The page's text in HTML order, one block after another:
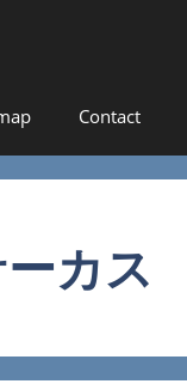
Contact
カス